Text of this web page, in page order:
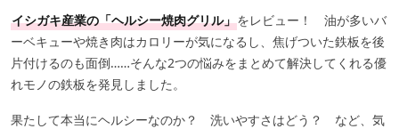
イシガキ産業の「ヘルシー焼肉グリル」をレビュー！ 油が多いバ
ーベキューや焼き肉はカロリーが気になるし、焦げついた鉄板を後
片付けるのも面倒……そんな2つの悩みをまとめて解決してくれる優
れモノの鉄板を発見しました。
果たして本当にヘルシーなのか？ 洗いやすさはどう？ など、気